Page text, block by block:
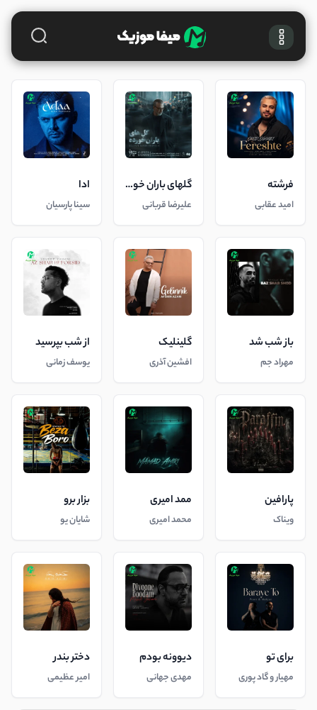
فرشته
امید عقابی
گلهای باران خورده
علیرضا قربانی
ادا
سینا پارسیان
باز شب شد
مهراد جم
گلینلیک
افشین آذری
از شب بپرسید
یوسف زمانی
پارافین
ویناک
ممد امیری
محمد امیری
بزار برو
شایان یو
برای تو
مهیار و گاد پوری
دیوونه بودم
مهدی جهانی
دختر بندر
امیر عظیمی